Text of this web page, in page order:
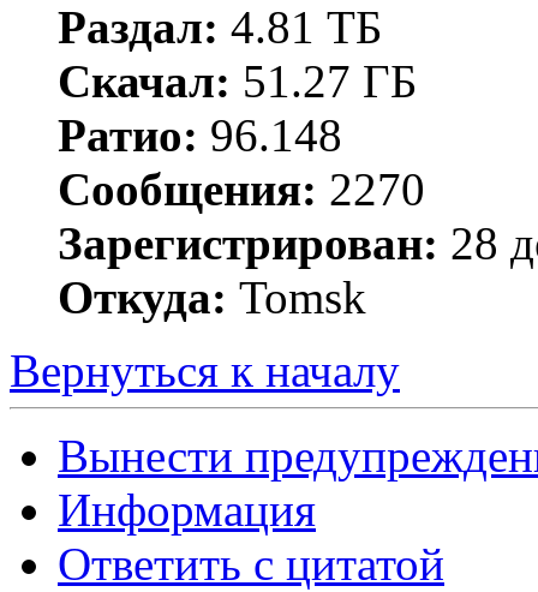
Раздал: 4.81 ТБ
Скачал: 51.27 ГБ
Ратио: 96.148
Сообщения: 2270
Зарегистрирован: 28
Откуда: Tomsk
Вернуться к началу
Вынести
Информация
Ответить с цитатой